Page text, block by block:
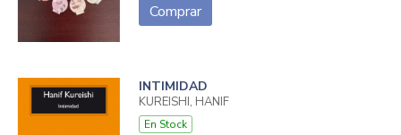
Comprar
INTIMIDAD
KUREISHI, HANIF
En Stock